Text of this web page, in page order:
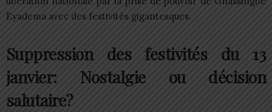
Eyadema avec des festivités gigantesques.
Suppression des festivités du 13
janvier: Nostalgie ou décision
salutaire?